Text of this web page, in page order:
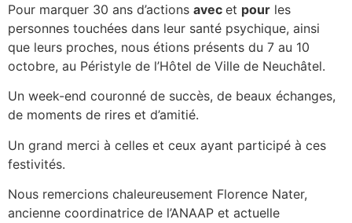
Aller
au
contenu
Pour marquer 30 ans d’actions avec et pour les
personnes touchées dans leur santé psychique, ainsi
que leurs proches, nous étions présents du 7 au 10
octobre, au Péristyle de l’Hôtel de Ville de Neuchâtel.
Un week-end couronné de succès, de beaux échanges,
de moments de rires et d’amitié.
Un grand merci à celles et ceux ayant participé à ces
festivités.
Nous remercions chaleureusement Florence Nater,
ancienne coordinatrice de l’ANAAP et actuelle